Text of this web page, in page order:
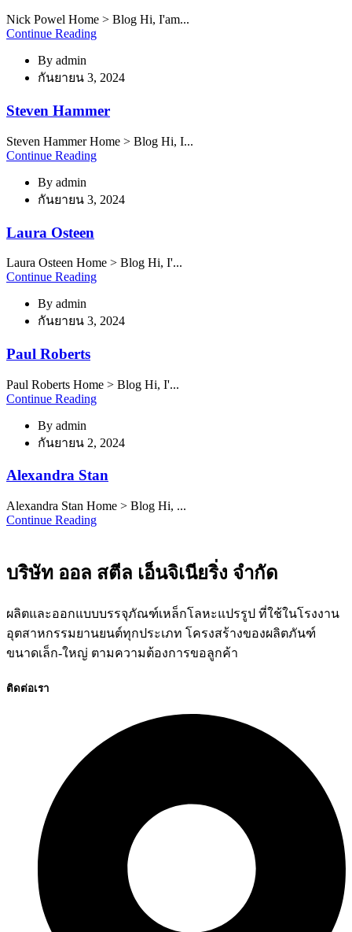
Nick Powel Home > Blog Hi, I'am...
Continue Reading
By admin
กันยายน 3, 2024
Steven Hammer
Steven Hammer Home > Blog Hi, I...
Continue Reading
By admin
กันยายน 3, 2024
Laura Osteen
Laura Osteen Home > Blog Hi, I'...
Continue Reading
By admin
กันยายน 3, 2024
Paul Roberts
Paul Roberts Home > Blog Hi, I'...
Continue Reading
By admin
กันยายน 2, 2024
Alexandra Stan
Alexandra Stan Home > Blog Hi, ...
Continue Reading
บริษัท ออล สตีล เอ็นจิเนียริ่ง จำกัด
ผลิตและออกแบบบรรจุภัณฑ์เหล็กโลหะแปรรูป ที่ใช้ในโรงงาน
อุตสาหกรรมยานยนต์ทุกประเภท โครงสร้างของผลิตภันฑ์
ขนาดเล็ก-ใหญ่ ตามความต้องการขอลูกค้า
ติดต่อเรา